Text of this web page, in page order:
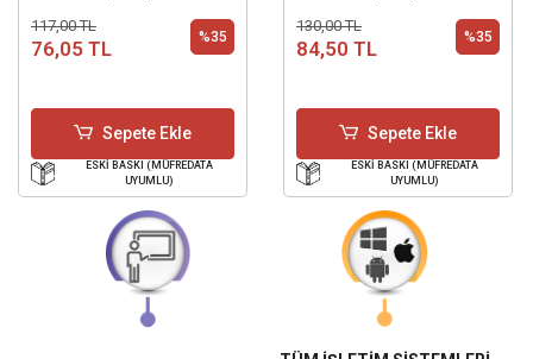
Maddenin Halleri-Doğa ve
Kimya)
117,00 TL
76,05 TL %35
Sepete Ekle
ESKİ BASKI (MÜFREDATA
UYUMLU)
Kimyasal Hesaplamalar)
130,00 TL
84,50 TL %35
Sepete Ekle
ESKİ BASKI (MÜFREDATA
UYUMLU)